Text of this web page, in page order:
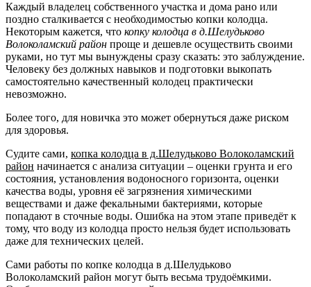
Каждый владелец собственного участка и дома рано или
поздно сталкивается с необходимостью копки колодца.
Некоторым кажется, что копку колодца в д.Шелудьково
Волоколамский район проще и дешевле осуществить своими
руками, но тут мы вынуждены сразу сказать: это заблуждение.
Человеку без должных навыков и подготовки выкопать
самостоятельно качественный колодец практически
невозможно.
Более того, для новичка это может обернуться даже риском
для здоровья.
Судите сами, копка колодца в д.Шелудьково Волоколамский
район начинается с анализа ситуации – оценки грунта и его
состояния, установления водоносного горизонта, оценки
качества воды, уровня её загрязнения химическими
веществами и даже фекальными бактериями, которые
попадают в сточные воды. Ошибка на этом этапе приведёт к
тому, что воду из колодца просто нельзя будет использовать
даже для технических целей.
Сами работы по копке колодца в д.Шелудьково
Волоколамский район могут быть весьма трудоёмкими.